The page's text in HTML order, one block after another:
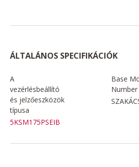
ÁLTALÁNOS SPECIFIKÁCIÓK
A
vezérlésbeállító
és jelzőeszközök
típusa
5KSM175PSEIB
Base
Number